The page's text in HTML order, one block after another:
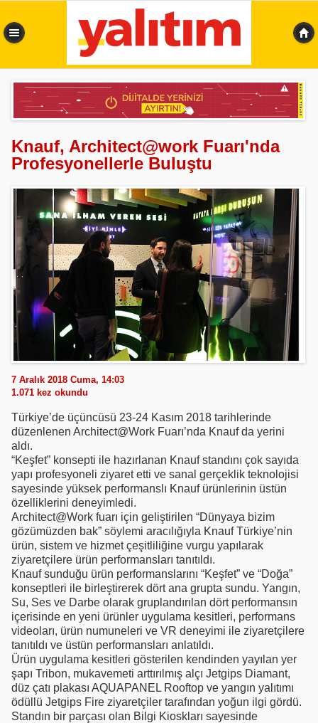
Knauf, Architect@work Fuarı'nda
Profesyonellerle Buluştu
7 Aralık 2018 Cuma, 14:03
1.071 kez okundu
Türkiye’de üçüncüsü 23-24 Kasım 2018 tarihlerinde
düzenlenen Architect@Work Fuarı’nda Knauf da yerini
aldı.
“Keşfet” konsepti ile hazırlanan Knauf standını çok sayıda
yapı profesyoneli ziyaret etti ve sanal gerçeklik teknolojisi
sayesinde yüksek performanslı Knauf ürünlerinin üstün
özelliklerini deneyimledi.
Architect@Work fuarı için geliştirilen “Dünyaya bizim
gözümüzden bak” söylemi aracılığıyla Knauf Türkiye’nin
ürün, sistem ve hizmet çeşitliliğine vurgu yapılarak
ziyaretçilere ürün performansları tanıtıldı.
Knauf sunduğu ürün performanslarını “Keşfet” ve “Doğa”
konseptleri ile birleştirerek dört ana grupta sundu. Yangın,
Su, Ses ve Darbe olarak gruplandırılan dört performansın
içerisinde en yeni ürünler uygulama kesitleri, performans
videoları, ürün numuneleri ve VR deneyimi ile ziyaretçilere
tanıtıldı ve üstün performansları anlatıldı.
Ürün uygulama kesitleri gösterilen kendinden yayılan yer
şapı Tribon, mukavemeti arttırılmış alçı Jetgips Diamant,
düz çatı plakası AQUAPANEL Rooftop ve yangın yalıtımı
ödüllü Jetgips Fire ziyaretçiler tarafından yoğun ilgi gördü.
Standın bir parçası olan Bilgi Kioskları sayesinde
0,352 sn